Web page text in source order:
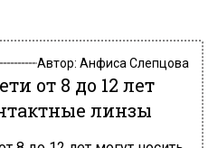
Автор: Анфиса Слепцова
от 8 до 12 лет
линзы